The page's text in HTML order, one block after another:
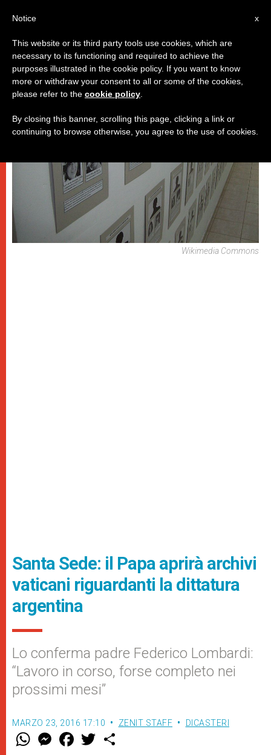
DICASTERI
Wikimedia Commons
Santa Sede: il Papa aprirà archivi
vaticani riguardanti la dittatura
argentina
Lo conferma padre Federico Lombardi:
“Lavoro in corso, forse completo nei
prossimi mesi”
MARZO 23, 2016 17:10 ZENIT STAFF DICASTERI
W M
e
F
a w
x
Notice
This website or its third party tools use cookies, which are
necessary to its functioning and required to achieve the
purposes illustrated in the cookie policy. If you want to know
more or withdraw your consent to all or some of the cookies,
please refer to the cookie policy
By closing this banner, scrolling this page, clicking a link or
continuing to browse otherwise, you agree to the use of cookies.